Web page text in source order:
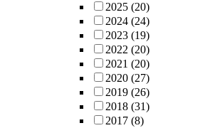
2025 (20)
2024 (24)
2023 (19)
2022 (20)
2021 (20)
2020 (27)
2019 (26)
2018 (31)
2017 (8)